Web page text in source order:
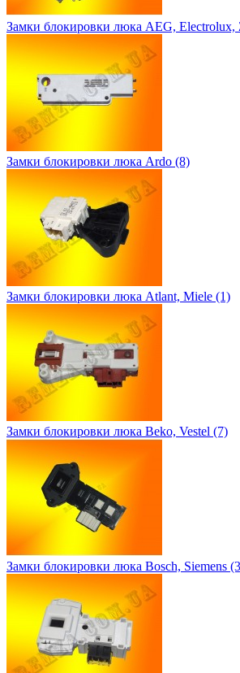
Замки блокировки люка AEG, Electrolux,
Замки блокировки люка Ardo (8)
Замки блокировки люка Atlant, Miele (1)
Замки блокировки люка Beko, Vestel (7)
Замки блокировки люка Bosch, Siemens